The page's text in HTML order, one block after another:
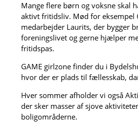
Mange flere børn og voksne skal
aktivt fritidsliv. Mød for eksempel
medarbejder Laurits, der bygger
foreningslivet og gerne hjælper
fritidspas.
GAME girlzone finder du i
hvor der er plads til fællesskab,
Hver sommer afholder vi også
der sker masser af sjove
boligområderne.